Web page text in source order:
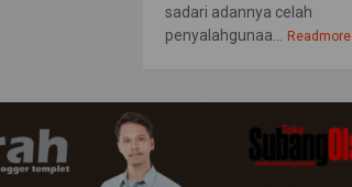
sadari adannya celah
penyalahgunaa... Readmore